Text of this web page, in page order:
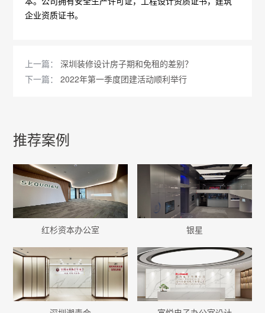
企业资质证书。
上一篇：深圳装修设计房子期和免租的差别？
下一篇：2022年第一季度团建活动顺利举行
推荐案例
红杉资本办公室 银星